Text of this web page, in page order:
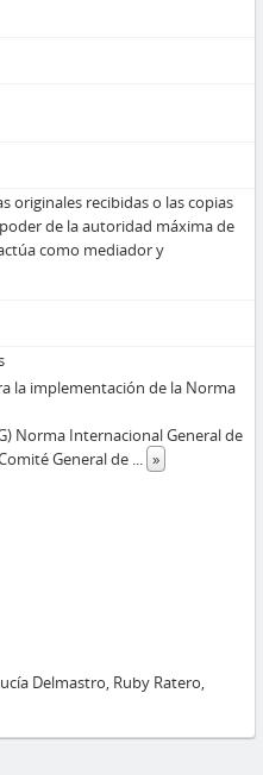
originales recibidas o las copias
de la autoridad máxima de
como mediador y
la implementación de la Norma
Norma Internacional General de
General de ... »
Delmastro, Ruby Ratero,